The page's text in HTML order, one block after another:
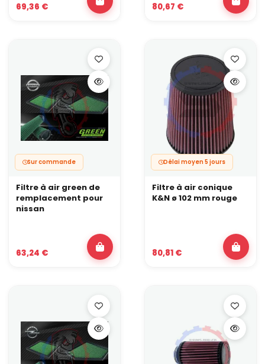
69,36 € 80,67 €
Sur commande
Filtre à air green de
remplacement pour
nissan
63,24 €
Délai moyen 5 jours
Filtre à air conique
K&N ø 102 mm rouge
80,81 €